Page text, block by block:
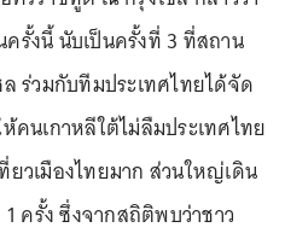
ครั้งนี้ นับเป็นครั้งที่ 3 ที่สถาน
ร่วมกับทีมประเทศไทยได้จัด
คนเกาหลีใต้ไม่ลืมประเทศไทย
ยวเมืองไทยมาก ส่วนใหญ่เดิน
ครั้ง ซึ่งจากสถิติพบว่าชาว